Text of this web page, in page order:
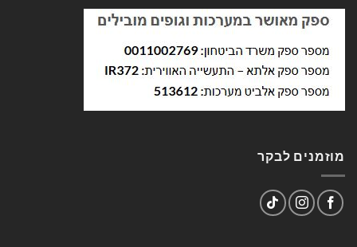
מוזמנים לבקר